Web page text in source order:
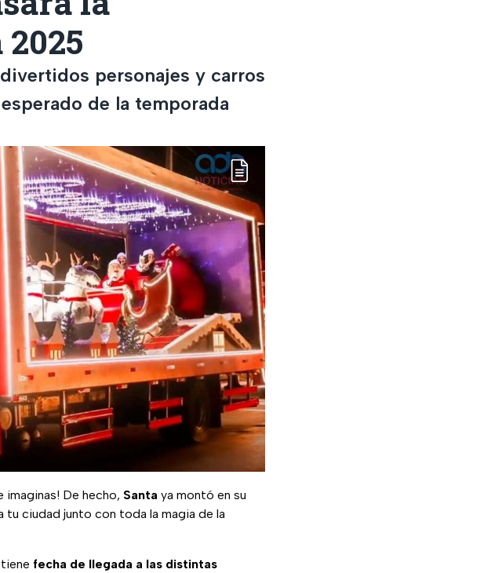
personajes y carros
de la temporada
imaginas! De hecho, Santa ya montó en su
tu ciudad junto con toda la magia de la
fecha de llegada a las distintas